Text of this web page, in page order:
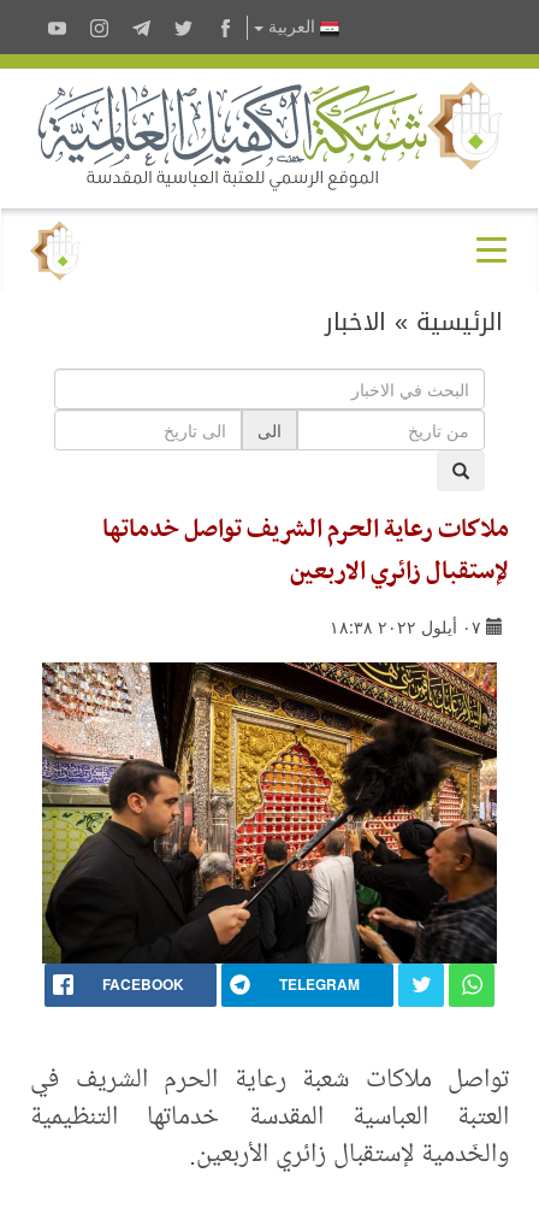
العربية
الرئيسية » الاخبار
الى
ملاكات رعاية الحرم الشريف تواصل خدماتها
لإستقبال زائري الاربعين
٠٧ أيلول ٢٠٢٢ ١٨:٣٨
FACEBOOK TELEGRAM
تواصل ملاكات شعبة رعاية الحرم الشريف في
العتبة العباسية المقدسة خدماتها التنظيمية
والخَدمية لإستقبال زائري الأربعين.